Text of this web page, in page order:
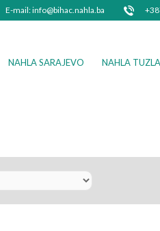
E-mail: info@bihac.nahla.ba
NAHLA SARAJEVO NAHLA TUZLA